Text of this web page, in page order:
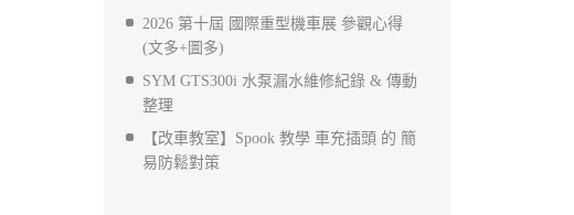
2026 第十屆 國際重型機車展 參觀心得
(文多+圖多)
SYM GTS300i 水泵漏水維修紀錄 & 傳動
整理
【改車教室】Spook 教學 車充插頭 的 簡
易防鬆對策